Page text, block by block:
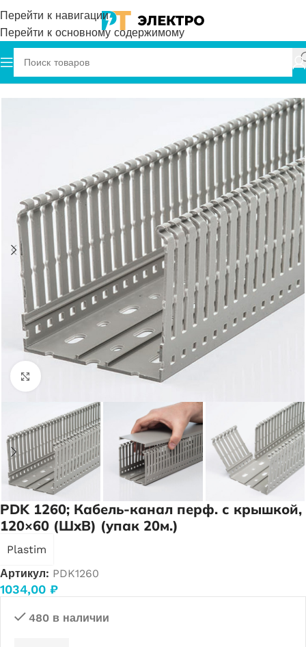
Перейти к навигации
Перейти к основному содержимому
Главная Plastim
Нажмите, чтобы увеличить
PDK 1260; Кабель-канал перф. с крышкой,
120×60 (ШхВ) (упак 20м.)
Plastim
Артикул: PDK1260
1034,00 ₽
480 в наличии